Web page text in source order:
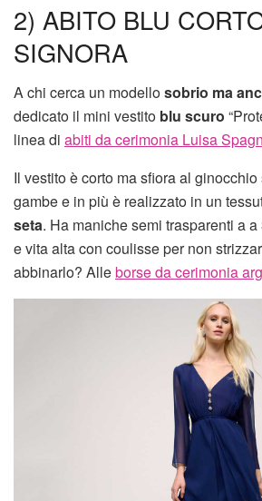
2) ABITO BLU
SIGNORA
A chi cerca un modellosobrio ma
dedicato il mini vestito blu scuro
linea di abiti da cerimonia Luisa
Il vestito è corto ma sfiora al
gambe e in più è realizzato in un
seta. Ha maniche semi trasparenti a
e vita alta con coulisse per non
abbinarlo? Alleborse da cerimonia